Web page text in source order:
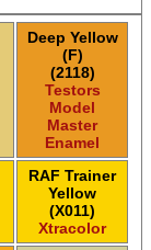
Deep Yellow
(F)
(2118)
Testors
Model
Master
Enamel
RAF Trainer
Yellow
(X011)
Xtracolor